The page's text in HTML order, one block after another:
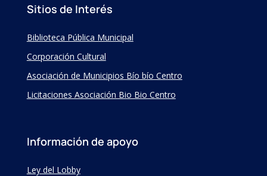
Sitios de Interés
Biblioteca Pública Municipal
Corporación Cultural
Asociación de Municipios Bío bío Centro
Licitaciones Asociación Bio Bio Centro
Información de apoyo
Ley del Lobby